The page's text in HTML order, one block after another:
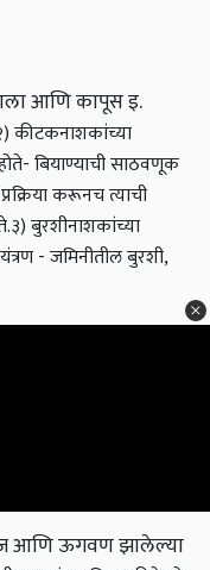
आणि कापूस इ.
कीटकनाशकांच्या
बियाण्याची साठवणूक
करूनच त्याची
३) बुरशीनाशकांच्या
- जमिनीतील बुरशी,
आणि ऊगवण झालेल्या